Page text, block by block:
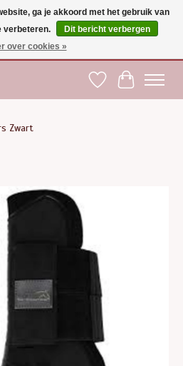
- vanaf €100 naar EU | Voor 17:00 besteld is
+32 (0)51 21 27 00 |
Verlanglijst
Zwart
slideshow Items
ga je akkoord met het gebruik van
verbeteren.
Dit bericht verbergen
over cookies »